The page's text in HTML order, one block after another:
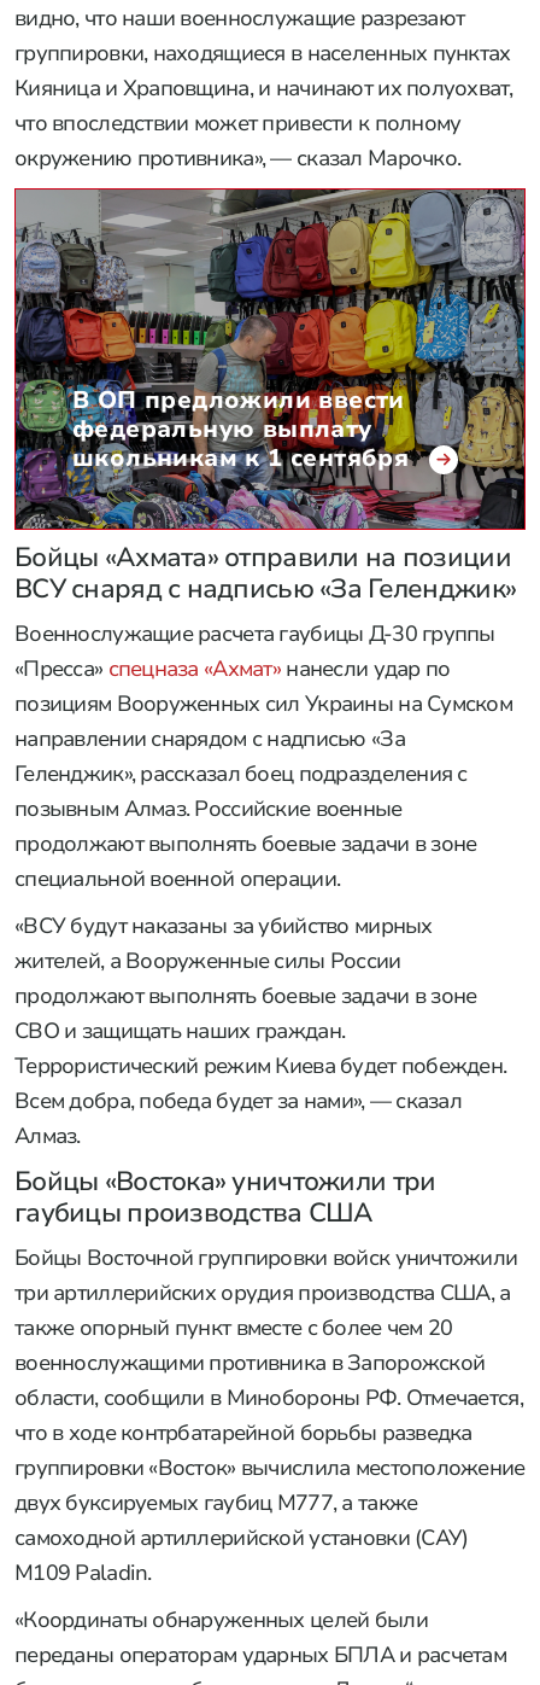
видно, что наши военнослужащие разрезают
группировки, находящиеся в населенных пунктах
Кияница и Храповщина, и начинают их полуохват,
что впоследствии может привести к полному
окружению противника», — сказал Марочко.
В ОП предложили ввести
федеральную выплату
школьникам к 1 сентября
Бойцы «Ахмата» отправили на позиции
ВСУ снаряд с надписью «За Геленджик»
Военнослужащие расчета гаубицы Д-30 группы
«Пресса» спецназа «Ахмат» нанесли удар по
позициям Вооруженных сил Украины на Сумском
направлении снарядом с надписью «За
Геленджик», рассказал боец подразделения с
позывным Алмаз. Российские военные
продолжают выполнять боевые задачи в зоне
специальной военной операции.
«ВСУ будут наказаны за убийство мирных
жителей, а Вооруженные силы России
продолжают выполнять боевые задачи в зоне
СВО и защищать наших граждан.
Террористический режим Киева будет побежден.
Всем добра, победа будет за нами», — сказал
Алмаз.
Бойцы «Востока» уничтожили три
гаубицы производства США
Бойцы Восточной группировки войск уничтожили
три артиллерийских орудия производства США, а
также опорный пункт вместе с более чем 20
военнослужащими противника в Запорожской
области, сообщили в Минобороны РФ. Отмечается,
что в ходе контрбатарейной борьбы разведка
группировки «Восток» вычислила местоположение
двух буксируемых гаубиц M777, а также
самоходной артиллерийской установки (САУ)
M109 Paladin.
«Координаты обнаруженных целей были
переданы операторам ударных БПЛА и расчетам